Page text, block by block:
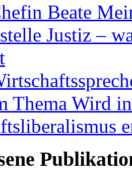
Beate
Justiz –
Thema Wird